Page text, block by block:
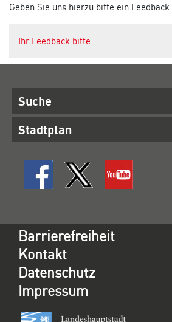
Geben Sie uns hierzu bitte ein Feedback.
Ihr Feedback bitte
Suche
Stadtplan
Barrierefreiheit
Kontakt
Datenschutz
Impressum